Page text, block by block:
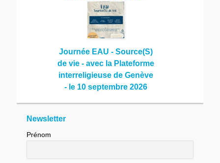
Journée EAU - Source(S)
de vie - avec la Plateforme
interreligieuse de Genève
- le 10 septembre 2026
Newsletter
Prénom